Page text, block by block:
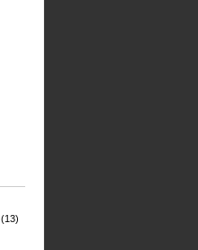
(13)